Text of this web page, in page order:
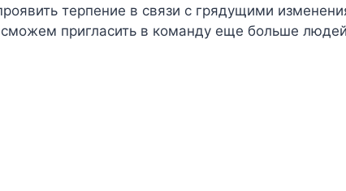
терпение в связи с грядущими
пригласить в команду еще больше